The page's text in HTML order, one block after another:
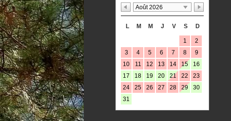
Août 2026
L M M J V S D
1
2
3
4 5 6 7 8
9
10
11 12 13 14 15
16
17
18 19 20 21 22
23
24
25 26 27 28 29
30
31